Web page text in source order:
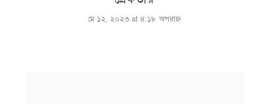
মে ১২, ২০২৩ at ৪:১৮ অপরাহ্ণ